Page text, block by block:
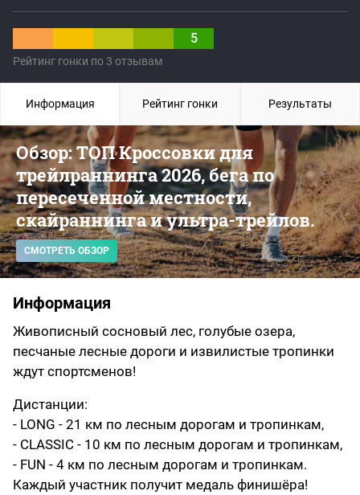
5
Рейтинг гонки по 3 отзывам
Обзор: ТОП Кроссовки для
трейлраннинга 2026, бега по
пересеченной местности,
скайраннинга и ультра-трейлов.
СМОТРЕТЬ ОБЗОР
Информация
Живописный сосновый лес, голубые озера,
песчаные лесные дороги и извилистые тропинки
ждут спортсменов!
Дистанции:
- LONG - 21 км по лесным дорогам и тропинкам,
- CLASSIC - 10 км по лесным дорогам и тропинкам,
- FUN - 4 км по лесным дорогам и тропинкам.
Каждый участник получит медаль финишёра!
Информация Рейтинг гонки Результаты